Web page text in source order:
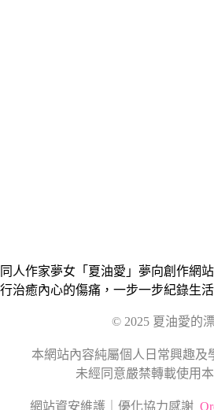
同人作家夢女「夏油愛」夢向創作網
行治癒內心的傷痛，一步一步紀錄生
© 2025 夏油愛的
本網站內容純屬個人日常興趣及
未經同意嚴禁轉載使用
網站資安維護｜優化協力感謝